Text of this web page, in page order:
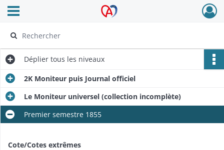
Archives Alsace - Colmar
Ouvrir le menu déroulant
Déplier tous les niveaux
2K Moniteur puis Journal officiel
Le Moniteur universel (collection incomplète)
Premier semestre 1855
Cote/Cotes extrêmes